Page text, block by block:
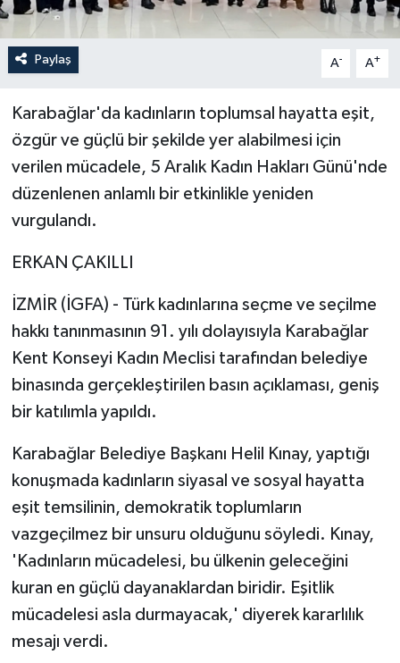
Paylaş A- A+
Karabağlar'da kadınların toplumsal hayatta eşit,
özgür ve güçlü bir şekilde yer alabilmesi için
verilen mücadele, 5 Aralık Kadın Hakları Günü'nde
düzenlenen anlamlı bir etkinlikle yeniden
vurgulandı.
ERKAN ÇAKILLI
İZMİR (İGFA) - Türk kadınlarına seçme ve seçilme
hakkı tanınmasının 91. yılı dolayısıyla Karabağlar
Kent Konseyi Kadın Meclisi tarafından belediye
binasında gerçekleştirilen basın açıklaması, geniş
bir katılımla yapıldı.
Karabağlar Belediye Başkanı Helil Kınay, yaptığı
konuşmada kadınların siyasal ve sosyal hayatta
eşit temsilinin, demokratik toplumların
vazgeçilmez bir unsuru olduğunu söyledi. Kınay,
'Kadınların mücadelesi, bu ülkenin geleceğini
kuran en güçlü dayanaklardan biridir. Eşitlik
mücadelesi asla durmayacak,' diyerek kararlılık
mesajı verdi.